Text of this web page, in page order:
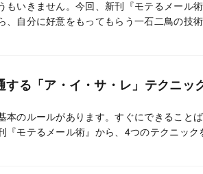
もいきません。今回、新刊『モテるメール
、自分に好意をもってもらう一石二鳥の技術
する「ア・イ・サ・レ」テクニッ
本のルールがあります。すぐにできること
『モテるメール術』から、4つのテクニック